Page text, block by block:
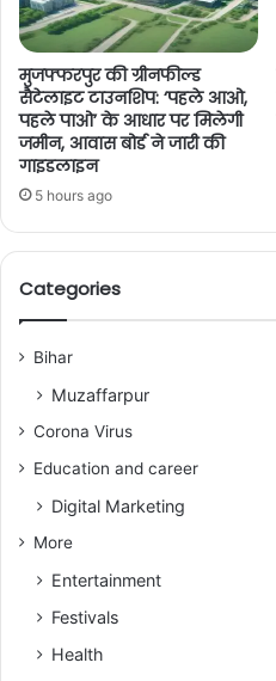
मुजफ्फरपुर की ग्रीनफील्ड
सैटेलाइट टाउनशिप: ‘पहले आओ,
पहले पाओ’ के आधार पर मिलेगी
जमीन, आवास बोर्ड ने जारी की
गाइडलाइन
5 hours ago
Categories
Bihar
Muzaffarpur
Corona Virus
Education and career
Digital Marketing
More
Entertainment
Festivals
Health